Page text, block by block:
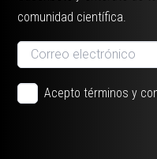
comunidad científica.
Acepto términos y